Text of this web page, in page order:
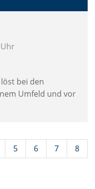
Uhr
bei den
Umfeld und vor
5 6 7
8